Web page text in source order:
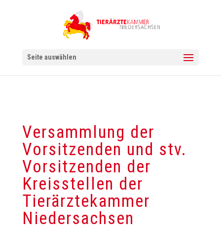
Seite auswählen
Versammlung der
Vorsitzenden und stv.
Vorsitzenden der
Kreisstellen der
Tierärztekammer
Niedersachsen